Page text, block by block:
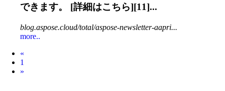
できます。 [詳細はこちら][11]...
blog.aspose.cloud/total/aspose-newsletter-aapri...
more..
«
1
Next
»